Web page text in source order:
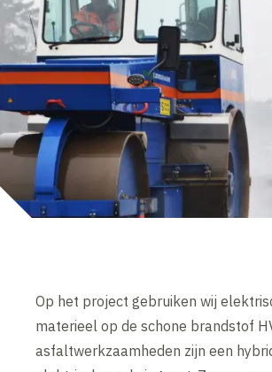
Op het project gebruiken wij
materieel op de schone brandstof
asfaltwerkzaamheden zijn een